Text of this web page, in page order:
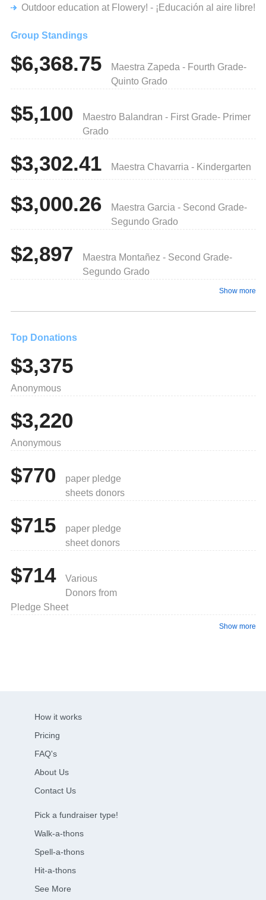
Outdoor education at Flowery! - ¡Educación al aire libre!
Group Standings
$6,368.75
Maestra Zapeda - Fourth Grade-
Quinto Grado
$5,100
Maestro Balandran - First Grade- Primer
Grado
$3,302.41 Maestra Chavarria - Kindergarten
$3,000.26
Maestra Garcia - Second Grade-
Segundo Grado
$2,897
Maestra Montañez - Second Grade-
Segundo Grado
Show more
Top Donations
$3,375
Anonymous
$3,220
Anonymous
$770
paper pledge
sheets donors
$715
paper pledge
sheet donors
$714
Various
Donors from
Pledge Sheet
Show more
How it works
Pricing
FAQ's
About Us
Contact Us
Pick a fundraiser type!
Walk-a-thons
Spell-a-thons
Hit-a-thons
See More